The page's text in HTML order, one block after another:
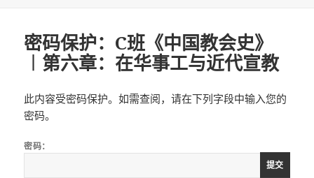
密码保护：C班《中国教会史》
︱第六章：在华事工与近代宣教
此内容受密码保护。如需查阅，请在下列字段中输入您的
密码。
密码：